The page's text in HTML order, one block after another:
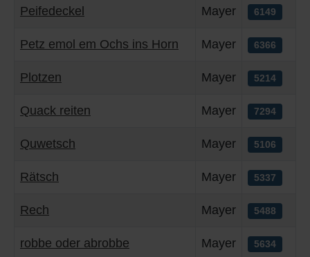
Peifedeckel Mayer 6149
Petz emol em Ochs ins Horn Mayer 6366
Plotzen Mayer 5214
Quack reiten Mayer 7294
Quwetsch Mayer 5106
Rätsch Mayer 5337
Rech Mayer 5488
robbe oder abrobbe Mayer 5634